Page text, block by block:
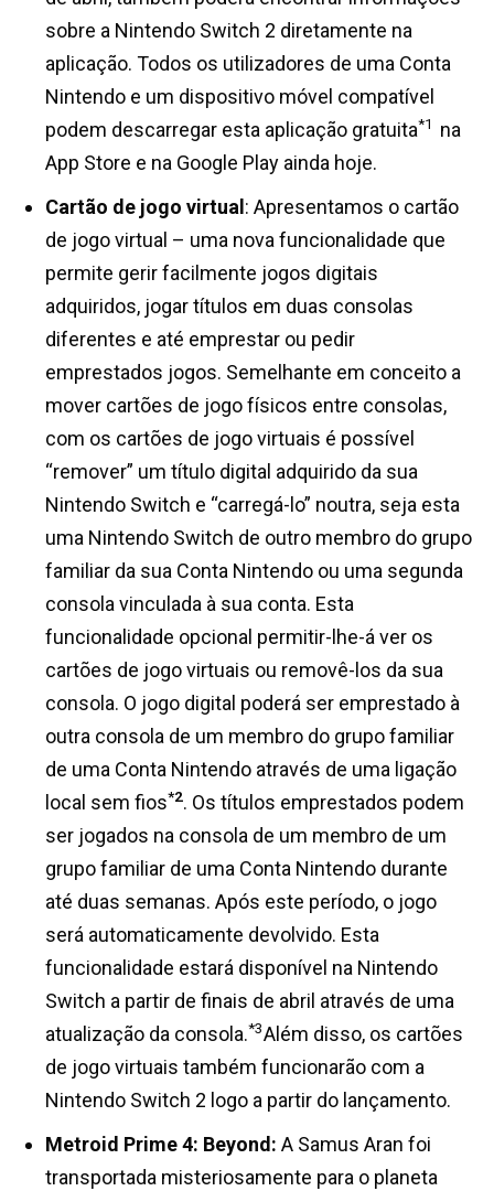
sobre a Nintendo Switch 2 diretamente na
aplicação. Todos os utilizadores de uma Conta
Nintendo e um dispositivo móvel compatível
podem descarregar esta aplicação gratuita*1 na
App Store e na Google Play ainda hoje.
Cartão de jogo virtual: Apresentamos o cartão
de jogo virtual – uma nova funcionalidade que
permite gerir facilmente jogos digitais
adquiridos, jogar títulos em duas consolas
diferentes e até emprestar ou pedir
emprestados jogos. Semelhante em conceito a
mover cartões de jogo físicos entre consolas,
com os cartões de jogo virtuais é possível
“remover” um título digital adquirido da sua
Nintendo Switch e “carregá-lo” noutra, seja esta
uma Nintendo Switch de outro membro do grupo
familiar da sua Conta Nintendo ou uma segunda
consola vinculada à sua conta. Esta
funcionalidade opcional permitir-lhe-á ver os
cartões de jogo virtuais ou removê-los da sua
consola. O jogo digital poderá ser emprestado à
outra consola de um membro do grupo familiar
de uma Conta Nintendo através de uma ligação
local sem fios*2. Os títulos emprestados podem
ser jogados na consola de um membro de um
grupo familiar de uma Conta Nintendo durante
até duas semanas. Após este período, o jogo
será automaticamente devolvido. Esta
funcionalidade estará disponível na Nintendo
Switch a partir de finais de abril através de uma
atualização da consola.*3Além disso, os cartões
de jogo virtuais também funcionarão com a
Nintendo Switch 2 logo a partir do lançamento.
Metroid Prime 4: Beyond: A Samus Aran foi
transportada misteriosamente para o planeta